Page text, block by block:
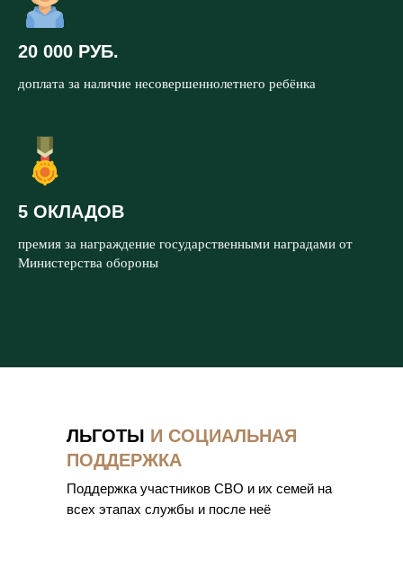
20 000 РУБ.
доплата за наличие несовершеннолетнего ребёнка
5 ОКЛАДОВ
премия за награждение государственными наградами от
Министерства обороны
ЛЬГОТЫ И СОЦИАЛЬНАЯ
ПОДДЕРЖКА
Поддержка участников СВО и их семей на
всех этапах службы и после неё